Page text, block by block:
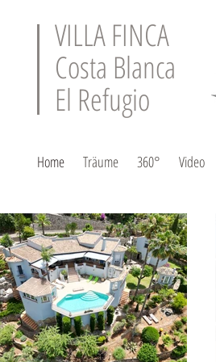
VILLA FINCA
Costa Blanca
El Refugio
Home Träume 360° Video